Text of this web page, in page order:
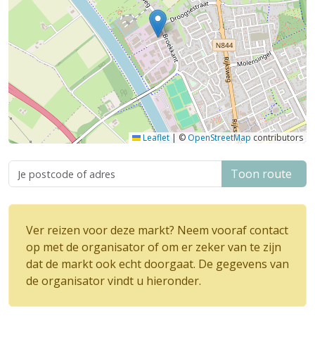
Leaflet | © OpenStreetMap contributors
Toon route
Ver reizen voor deze markt? Neem vooraf contact
op met de organisator of om er zeker van te zijn
dat de markt ook echt doorgaat. De gegevens van
de organisator vindt u hieronder.